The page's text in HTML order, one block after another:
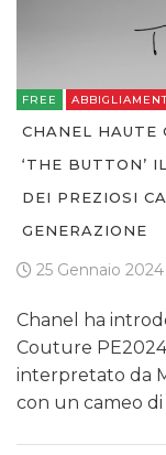
FREE
CHANEL HAUTE
‘THE BUTTON’
DEI PREZIOSI
GENERAZIONE
25 Gennaio 2024
Chanel ha
Couture
interpretato da
con un cameo